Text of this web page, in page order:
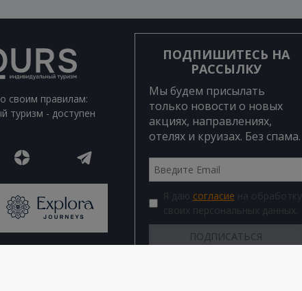
своим правилам:
туризм - доступен
ПОДПИШИТЕСЬ НА
РАССЫЛКУ
Мы будем присылать
только новости о новых
акциях, направлениях,
отелях и круизах. Без спама.
Я даю согласие на обработку
своих персональных данных.